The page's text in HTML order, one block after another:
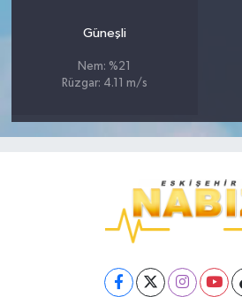
Güneşli
Nem: %21
Rüzgar: 4.11 m/s